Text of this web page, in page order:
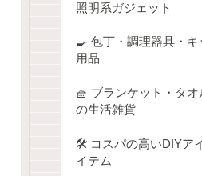
照明系ガジェット
🍳 包丁・調理器具・
用品
🧺 ブランケット・タ
の生活雑貨
🛠 コスパの高いDIYア
イテム